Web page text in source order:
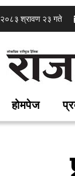
२०८३ श्रावण २३ गते
होमपेज